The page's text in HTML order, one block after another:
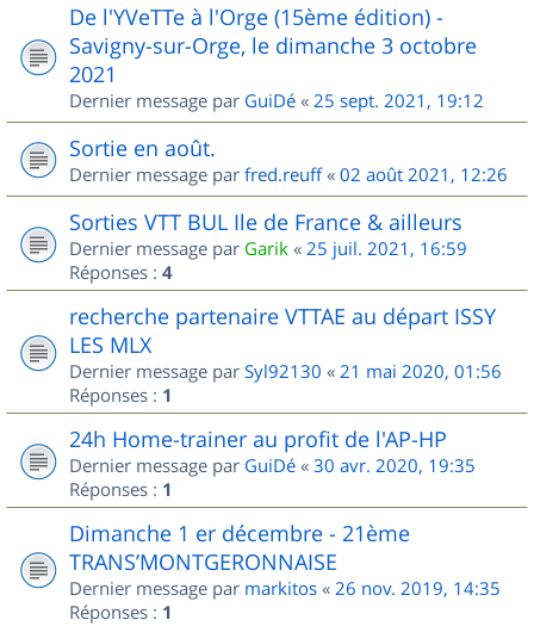
De l'YVeTTe à l'Orge (15ème édition) -
Savigny-sur-Orge, le dimanche 3 octobre
2021
Dernier message par GuiDé « 25 sept. 2021, 19:12
Sortie en août.
Dernier message par fred.reuff« 02 août 2021, 12:26
Sorties VTT BUL Ile de France & ailleurs
Dernier message par Garik « 25 juil. 2021, 16:59
Réponses : 4
recherche partenaire VTTAE au départ ISSY
LES MLX
Dernier message par Syl92130 « 21 mai 2020, 01:56
Réponses : 1
24h Home-trainer au profit de l'AP-HP
Dernier message par GuiDé « 30 avr. 2020, 19:35
Réponses : 1
Dimanche 1 er décembre - 21ème
TRANS’MONTGERONNAISE
Dernier message par markitos « 26 nov. 2019, 14:35
Réponses : 1